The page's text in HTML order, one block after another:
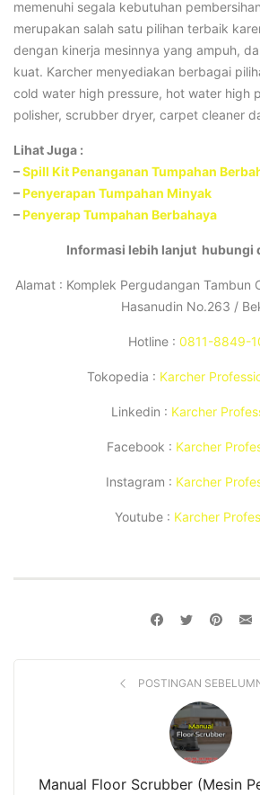
memenuhi segala kebutuhan
merupakan salah satu pilihan terbaik
dengan kinerja mesinnya yang ampuh,
kuat. Karcher menyediakan berbagai
cold water high pressure, hot water high
polisher, scrubber dryer, carpet cleaner
Lihat Juga :
–Spill Kit Penanganan Tumpahan
–Penyerapan Tumpahan Minyak
–Penyerap Tumpahan Berbahaya
Informasi lebih lanjut hubungi
Alamat : Komplek Pergudangan Tambun
Hasanudin No.263 /
Hotline : 0811-8849-
Tokopedia : Karcher
Linkedin : Karcher
Facebook : Karcher
Instagram : Karcher
Youtube : Karcher
POSTINGAN
Manual Floor Scrubber (Mesin